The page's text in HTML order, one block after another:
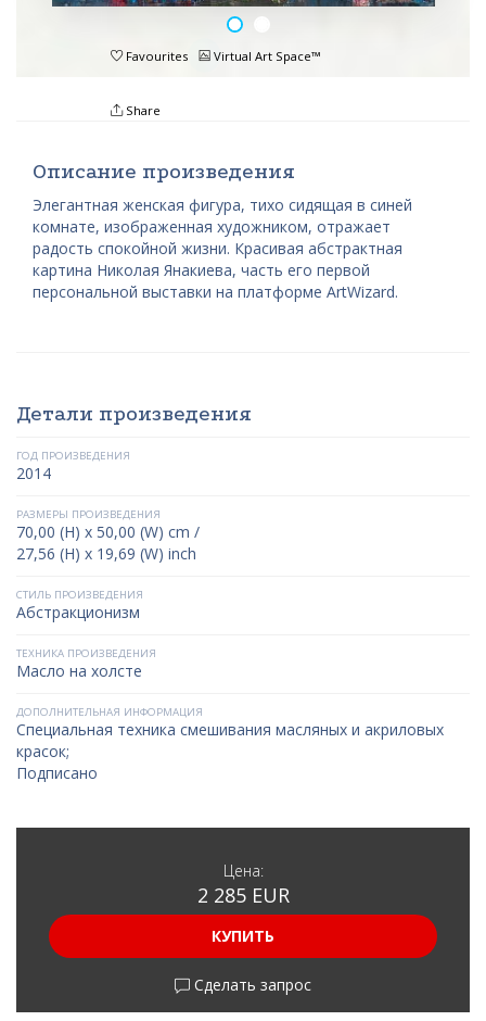
Favourites Virtual Art Space™
Share
Описание произведения
Элегантная женская фигура, тихо сидящая в синей
комнате, изображенная художником, отражает
радость спокойной жизни. Красивая абстрактная
картина Николая Янакиева, часть его первой
персональной выставки на платформе ArtWizard.
Детали произведения
ГОД ПРОИЗВЕДЕНИЯ
2014
РАЗМЕРЫ ПРОИЗВЕДЕНИЯ
70,00 (H) x 50,00 (W) cm /
27,56 (H) x 19,69 (W) inch
СТИЛЬ ПРОИЗВЕДЕНИЯ
Абстракционизм
ТЕХНИКА ПРОИЗВЕДЕНИЯ
Масло на холсте
ДОПОЛНИТЕЛЬНАЯ ИНФОРМАЦИЯ
Специальная техника смешивания масляных и акриловых
красок;
Подписано
Цена:
2 285 EUR
КУПИТЬ
Сделать запрос